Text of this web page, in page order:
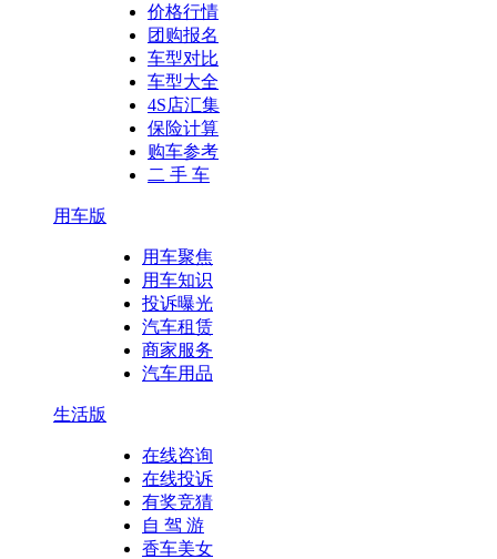
价格行情
团购报名
车型对比
车型大全
4S店汇集
保险计算
购车参考
二 手 车
用车版
用车聚焦
用车知识
投诉曝光
汽车租赁
商家服务
汽车用品
生活版
在线咨询
在线投诉
有奖竞猜
自 驾 游
香车美女